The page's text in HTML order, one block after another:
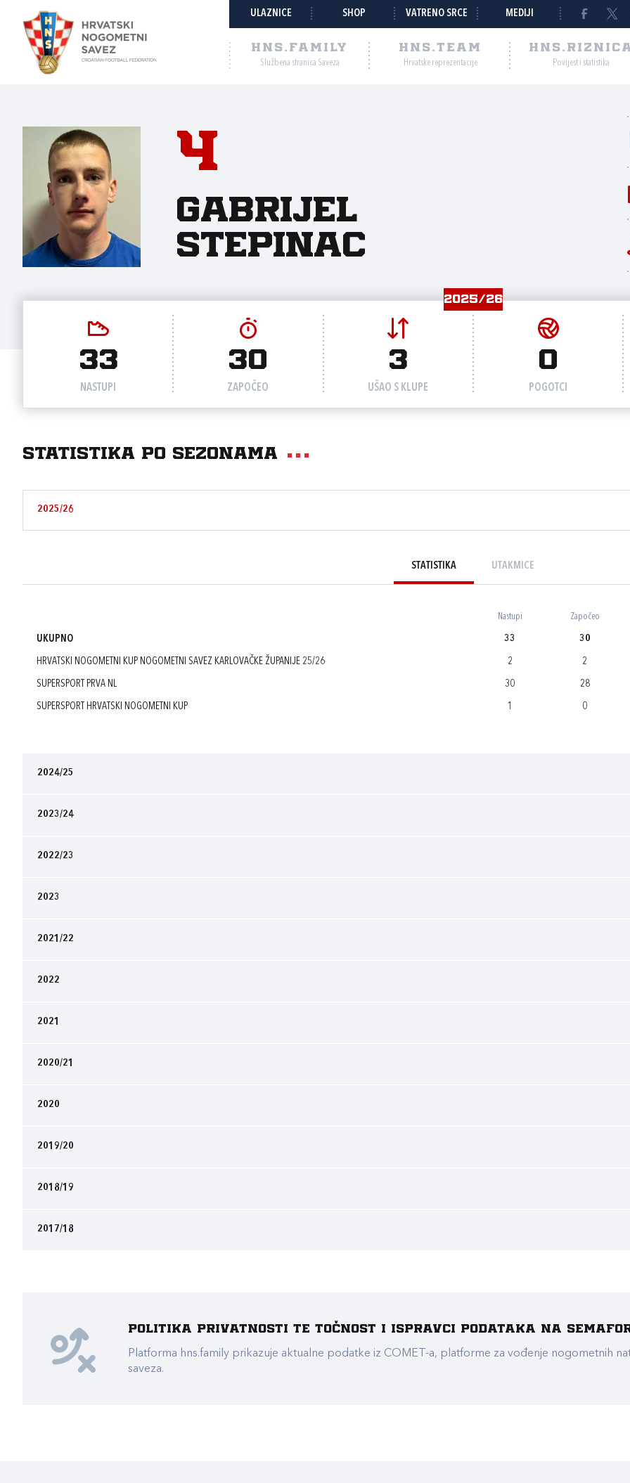
ULAZNICE SHOP VATRENO SRCE MEDIJI
HNS.FAMILY
Službena stranica Saveza
HNS.TEAM
Hrvatske reprezentacije Povijest i statistika
4
Gabrijel
Stepinac
2025/26
33
NASTUPI
30
ZAPOČEO
3
UŠAO S KLUPE
0
POGOTCI
Statistika po sezonama
2025/26
STATISTIKA UTAKMICE
Nastupi Započeo
UKUPNO 33 30
HRVATSKI NOGOMETNI KUP NOGOMETNI SAVEZ KARLOVAČKE ŽUPANIJE 25/26 2 2
SUPERSPORT PRVA NL 30 28
SUPERSPORT HRVATSKI NOGOMETNI KUP 1 0
2024/25
2023/24
2022/23
2023
2021/22
2022
2021
2020/21
2020
2019/20
2018/19
2017/18
Politika privatnosti te točnost i ispravci podataka na
Platforma hns.family prikazuje aktualne podatke iz COMET-a, platforme za vođenje nogometnih
saveza.